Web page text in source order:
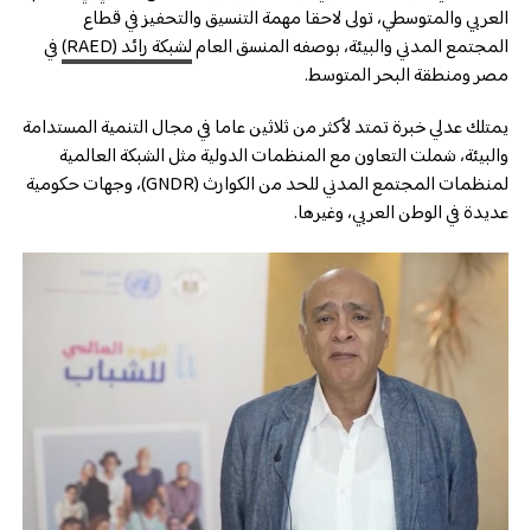
العربي والمتوسطي، تولى لاحقا مهمة التنسيق والتحفيز في قطاع
المجتمع المدني والبيئة، بوصفه المنسق العاملشبكة رائد (RAED)
في
مصر ومنطقة البحر المتوسط.
يمتلك عدلي خبرة تمتد لأكثر من ثلاثين عاما في مجال التنمية المستدامة
والبيئة، شملت التعاون مع المنظمات الدولية مثل الشبكة العالمية
لمنظمات المجتمع المدني للحد من الكوارث (GNDR)، وجهات حكومية
عديدة في الوطن العربي، وغيرها.